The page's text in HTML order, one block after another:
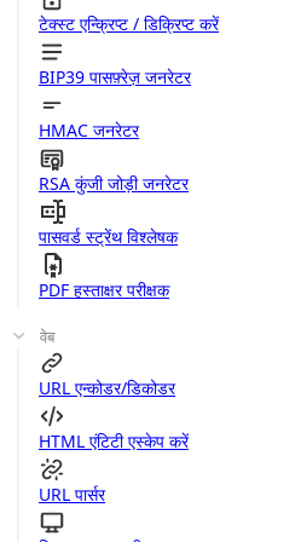
टेक्स्ट एन्क्रिप्ट / डिक्रिप्ट करें
BIP39 पासफ़्रेज़ जनरेटर
HMAC जनरेटर
RSA कुंजी जोड़ी जनरेटर
पासवर्ड स्ट्रेंथ विश्लेषक
PDF हस्ताक्षर परीक्षक
वेब
URL एन्कोडर/डिकोडर
HTML एंटिटी एस्केप करें
URL पार्सर